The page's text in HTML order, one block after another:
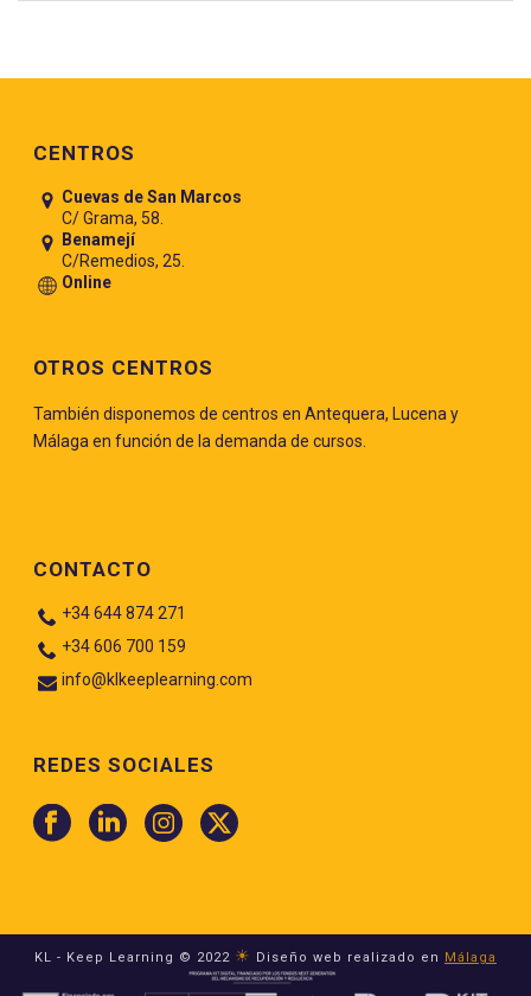
CENTROS
Cuevas de San Marcos
C/ Grama, 58.
Benamejí
C/Remedios, 25.
Online
OTROS CENTROS
También disponemos de centros en Antequera, Lucena y
Málaga en función de la demanda de cursos.
CONTACTO
+34 644 874 271
+34 606 700 159
info@klkeeplearning.com
REDES SOCIALES
KL - Keep Learning © 2022 ☀ Diseño web realizado en Málaga